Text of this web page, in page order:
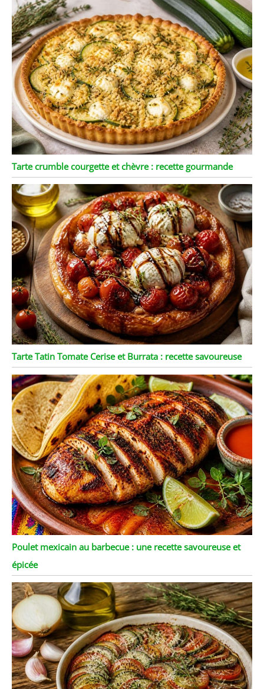
Tarte crumble courgette et chèvre : recette gourmande
Tarte Tatin Tomate Cerise et Burrata : recette savoureuse
Poulet mexicain au barbecue : une recette savoureuse et
épicée